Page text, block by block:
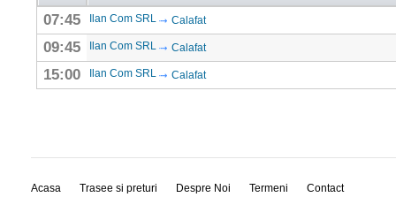
07:45 Ilan Com SRL Calafat
09:45 Ilan Com SRL Calafat
15:00 Ilan Com SRL Calafat
Acasa Trasee si preturi Despre Noi Termeni Contact